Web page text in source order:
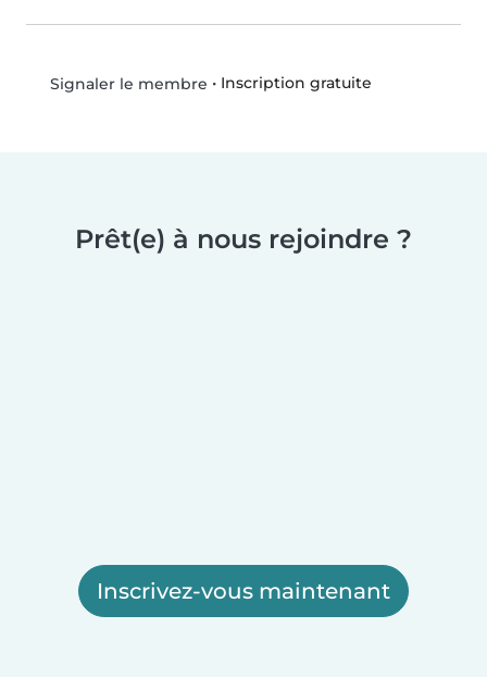
Signaler le membre • Inscription gratuite
Prêt(e) à nous rejoindre ?
Inscrivez-vous maintenant